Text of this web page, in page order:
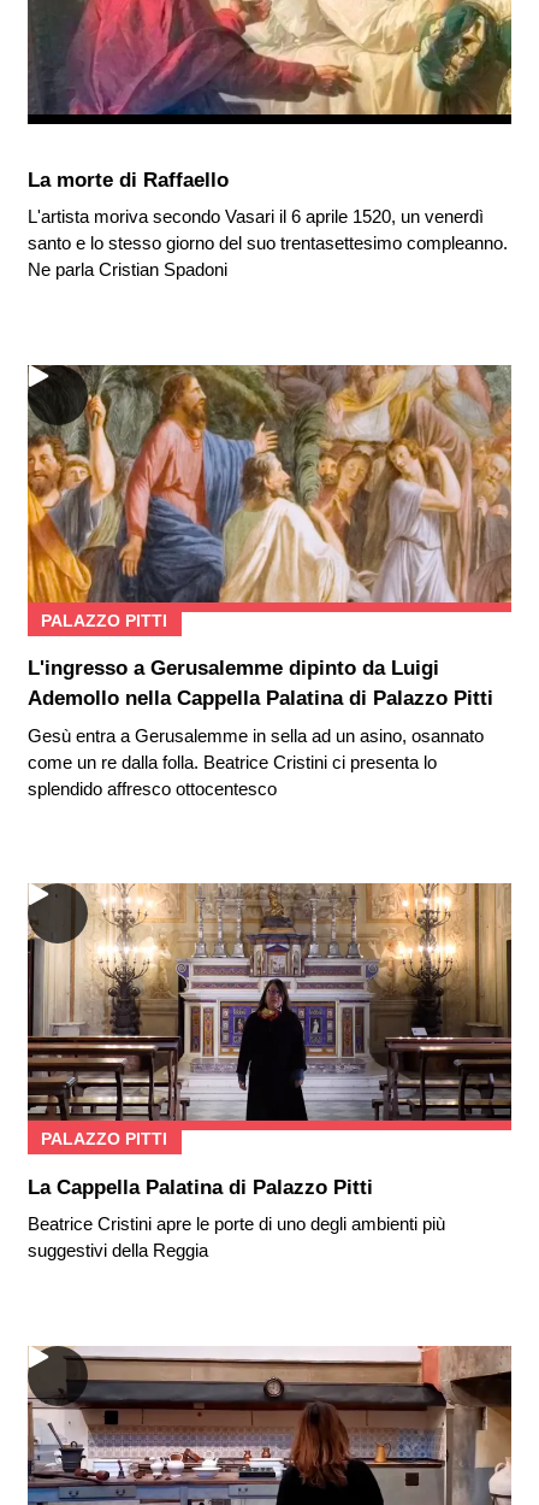
La morte di Raffaello
L'artista moriva secondo Vasari il 6 aprile 1520, un venerdì
santo e lo stesso giorno del suo trentasettesimo compleanno.
Ne parla Cristian Spadoni
PALAZZO PITTI
L'ingresso a Gerusalemme dipinto da Luigi
Ademollo nella Cappella Palatina di Palazzo Pitti
Gesù entra a Gerusalemme in sella ad un asino, osannato
come un re dalla folla. Beatrice Cristini ci presenta lo
splendido affresco ottocentesco
PALAZZO PITTI
La Cappella Palatina di Palazzo Pitti
Beatrice Cristini apre le porte di uno degli ambienti più
suggestivi della Reggia